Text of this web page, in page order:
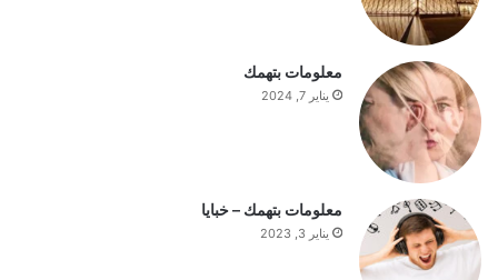
ل
ه
ي
م
ي
و
معلومات بتهمك
يناير 7, 2024
معلومات بتهمك – خبايا
يناير 3, 2023